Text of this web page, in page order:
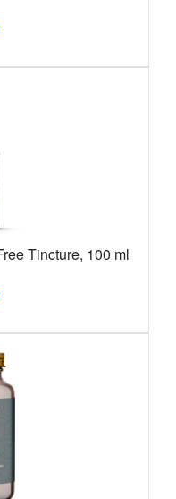
Tincture, 100 ml